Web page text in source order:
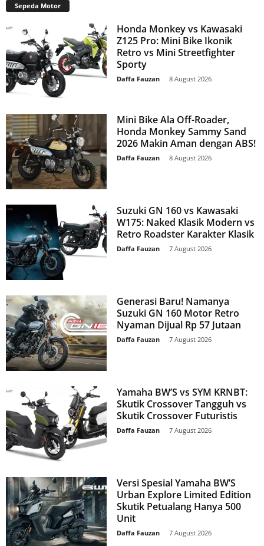
Sepeda Motor
Honda Monkey vs Kawasaki
Z125 Pro: Mini Bike Ikonik
Retro vs Mini Streetfighter
Sporty
Daffa Fauzan 8 August 2026
Mini Bike Ala Off-Roader,
Honda Monkey Sammy Sand
2026 Makin Aman dengan ABS!
Daffa Fauzan 8 August 2026
Suzuki GN 160 vs Kawasaki
W175: Naked Klasik Modern vs
Retro Roadster Karakter Klasik
Daffa Fauzan 7 August 2026
Generasi Baru! Namanya
Suzuki GN 160 Motor Retro
Nyaman Dijual Rp 57 Jutaan
Daffa Fauzan 7 August 2026
Yamaha BW’S vs SYM KRNBT:
Skutik Crossover Tangguh vs
Skutik Crossover Futuristis
Daffa Fauzan 7 August 2026
Versi Spesial Yamaha BW’S
Urban Explore Limited Edition
Skutik Petualang Hanya 500
Unit
Daffa Fauzan 7 August 2026